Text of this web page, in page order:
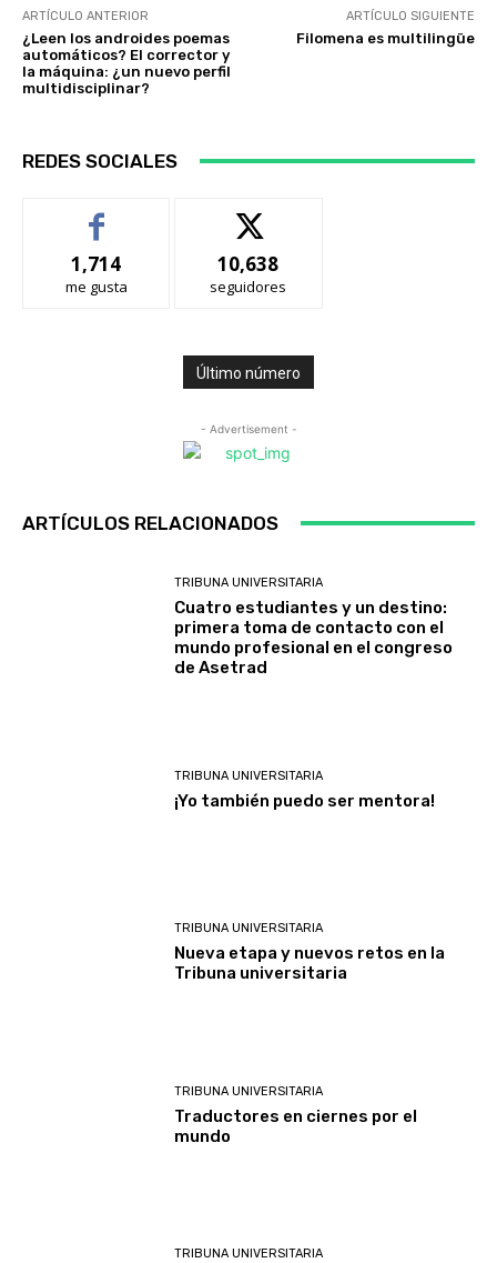
ARTÍCULO ANTERIOR
¿Leen los androides poemas
automáticos? El corrector y
la máquina: ¿un nuevo perfil
multidisciplinar?
ARTÍCULO SIGUIENTE
Filomena es multilingüe
REDES SOCIALES
1,714
me gusta
10,638
seguidores
Último número
- Advertisement -
ARTÍCULOS RELACIONADOS
TRIBUNA UNIVERSITARIA
Cuatro estudiantes y un destino:
primera toma de contacto con el
mundo profesional en el congreso
de Asetrad
TRIBUNA UNIVERSITARIA
¡Yo también puedo ser mentora!
TRIBUNA UNIVERSITARIA
Nueva etapa y nuevos retos en la
Tribuna universitaria
TRIBUNA UNIVERSITARIA
Traductores en ciernes por el
mundo
TRIBUNA UNIVERSITARIA